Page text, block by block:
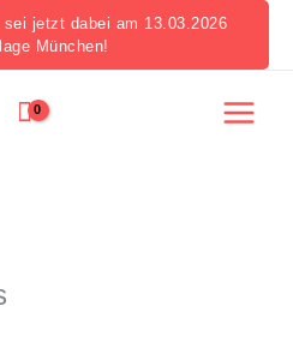
jetzt dabei am 13.03.2026
München!